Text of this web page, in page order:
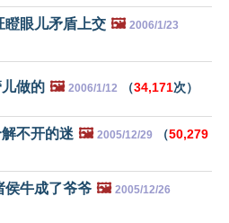
瞪眼儿矛盾上交 🖼️ 2006/1/23
做的 🖼️ 2006/1/12 （34,171次）
不开的迷 🖼️ 2005/12/29 （50,279
侯牛成了爷爷 🖼️ 2005/12/26